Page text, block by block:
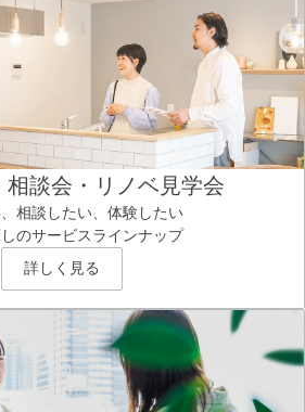
相談会・リノベ見学会
相談したい、体験したい
のサービスラインナップ
詳しく見る